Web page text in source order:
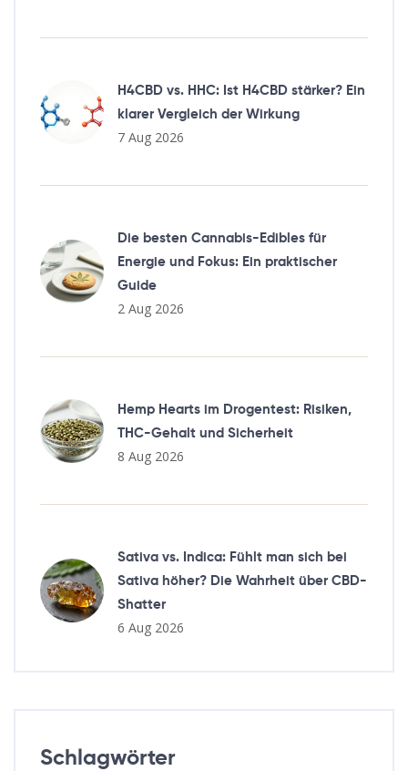
H4CBD vs. HHC: Ist H4CBD stärker? Ein
klarer Vergleich der Wirkung
7 Aug 2026
Die besten Cannabis-Edibles für
Energie und Fokus: Ein praktischer
Guide
2 Aug 2026
Hemp Hearts im Drogentest: Risiken,
THC-Gehalt und Sicherheit
8 Aug 2026
Sativa vs. Indica: Fühlt man sich bei
Sativa höher? Die Wahrheit über CBD-
Shatter
6 Aug 2026
Schlagwörter